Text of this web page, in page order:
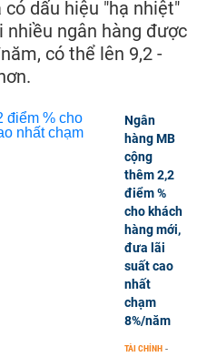
dấu hiệu "hạ nhiệt"
nhiều ngân hàng được
có thể lên 9,2 -
Ngân
hàng MB
cộng
thêm 2,2
điểm %
cho khách
hàng mới,
đưa lãi
suất cao
nhất
chạm
8%/năm
TÀI CHÍNH -